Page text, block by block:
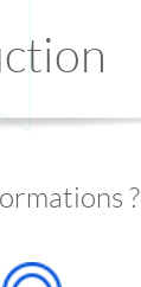
?